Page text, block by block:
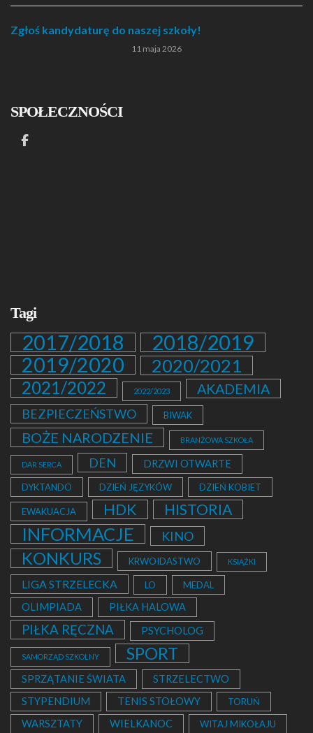
Zgłoś kandydaturę do naszej szkoły!
11 maja 2026
SPOŁECZNOŚCI
Tagi
2017/2018 2018/2019
2019/2020 2020/2021
2021/2022 2022/2023 AKADEMIA
BEZPIECZEŃSTWO BIWAK
BOŻE NARODZENIE BRANŻOWA SZKOŁA
DAR SERCA DEN DRZWI OTWARTE
DYKTANDO DZIEŃ JĘZYKÓW DZIEŃ KOBIET
EWAKUACJA HDK HISTORIA
INFORMACJE KINO
KONKURS KRWOIDASTWO KSIĄŻKI
LIGA STRZELECKA LO MEDAL
OLIMPIADA PIŁKA HALOWA
PIŁKA RĘCZNA PSYCHOLOG
SAMORZĄD SZKOLNY SPORT
SPRZĄTANIE ŚWIATA
STRZELECTWO
STYPENDIUM
TENIS STOŁOWY TORUŃ
WARSZTATY WIELKANOC WITAJ MIKOŁAJU